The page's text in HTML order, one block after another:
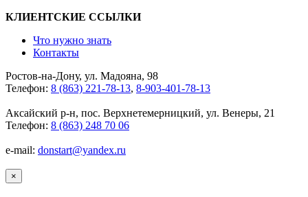
КЛИЕНТСКИЕ ССЫЛКИ
Что нужно знать
Контакты
Ростов-на-Дону, ул. Мадояна, 98
Телефон: 8 (863) 221-78-13, 8-903-401-78-13
Аксайский р-н, пос. Верхнетемерницкий, ул. Венеры, 21
Телефон: 8 (863) 248 70 06
e-mail: donstart@yandex.ru
×